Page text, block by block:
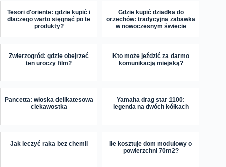
Tesori d'oriente: gdzie kupić i
dlaczego warto sięgnąć po te
produkty?
Gdzie kupić dziadka do
orzechów: tradycyjna zabawka
w nowoczesnym świecie
Zwierzogród: gdzie obejrzeć
ten uroczy film?
Kto może jeździć za darmo
komunikacją miejską?
Pancetta: włoska delikatesowa
ciekawostka
Yamaha drag star 1100:
legenda na dwóch kółkach
Jak leczyć raka bez chemii
Ile kosztuje dom modułowy o
powierzchni 70m2?